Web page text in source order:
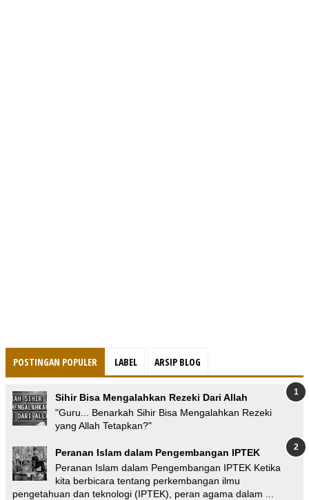
POSTINGAN POPULER LABEL ARSIP BLOG
Sihir Bisa Mengalahkan Rezeki Dari Allah
"Guru... Benarkah Sihir Bisa Mengalahkan Rezeki
yang Allah Tetapkan?"
Peranan Islam dalam Pengembangan IPTEK
Peranan Islam dalam Pengembangan IPTEK Ketika
kita berbicara tentang perkembangan ilmu
pengetahuan dan teknologi (IPTEK), peran agama dalam ...